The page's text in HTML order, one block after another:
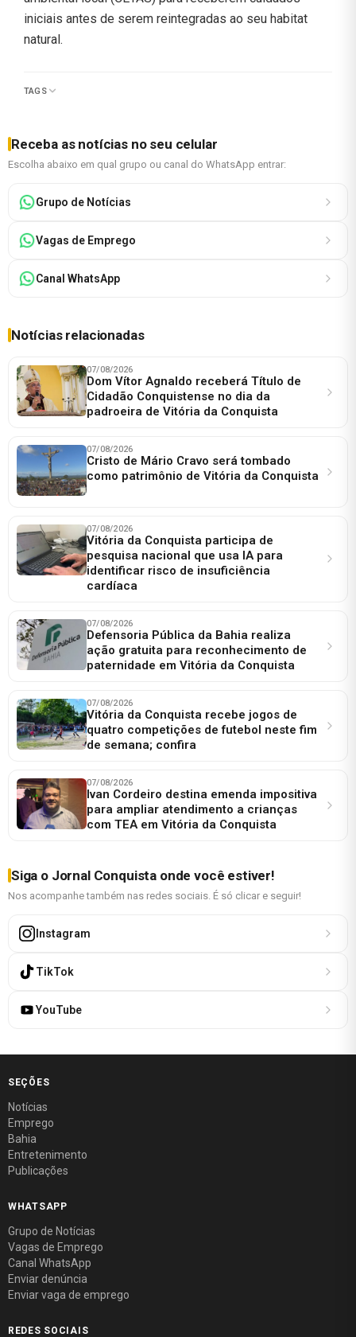
iniciais antes de serem reintegradas ao seu habitat
natural.
TAGS
Receba as notícias no seu celular
Escolha abaixo em qual grupo ou canal do WhatsApp entrar:
Grupo de Notícias
Vagas de Emprego
Canal WhatsApp
Notícias relacionadas
07/08/2026
Dom Vítor Agnaldo receberá Título de
Cidadão Conquistense no dia da
padroeira de Vitória da Conquista
07/08/2026
Cristo de Mário Cravo será tombado
como patrimônio de Vitória da Conquista
07/08/2026
Vitória da Conquista participa de
pesquisa nacional que usa IA para
identificar risco de insuficiência
cardíaca
07/08/2026
Defensoria Pública da Bahia realiza
ação gratuita para reconhecimento de
paternidade em Vitória da Conquista
07/08/2026
Vitória da Conquista recebe jogos de
quatro competições de futebol neste fim
de semana; confira
07/08/2026
Ivan Cordeiro destina emenda impositiva
para ampliar atendimento a crianças
com TEA em Vitória da Conquista
Siga o Jornal Conquista onde você estiver!
Nos acompanhe também nas redes sociais. É só clicar e seguir!
Instagram
TikTok
YouTube
SEÇÕES
Notícias
Emprego
Bahia
Entretenimento
Publicações
WHATSAPP
Grupo de Notícias
Vagas de Emprego
Canal WhatsApp
Enviar denúncia
Enviar vaga de emprego
REDES SOCIAIS